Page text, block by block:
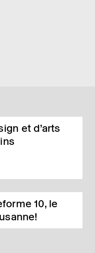
et d’arts
10, le